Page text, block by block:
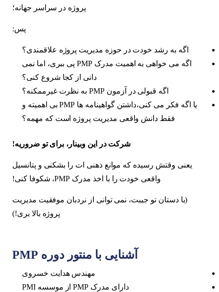
پروژه در سراسر جهانه؛
پس:
اگه به رشد خودت در حوزه مدیریت پروژه علاقمندی؟
اگه می خواهی به اهمیت مدرک PMP پی ببری، اما نمی
دانی از کجا شروع کنی؟
اگه قبولی در آزمون PMP به نظرت غیرممکنه؟
یا اگه فکر می کنی،داشتن گواهینامه ها PMP بی اهمیته و
فقط دانش واقعی مدیریت پروژه است که مهمه؟
شرکت در این وبینار، برای تو ضروریه!
یعنی وقتش رسیده که موانع ذهنی ات را بشکنی و پتانسیل
واقعی خودت را با اخذ مدرک PMP، شکوفا کنی!
(با دستان تو جیبت، نمی توانی از نردبان موفقیت مدیریت
پروژه بالا بری!)
آشنایی با منتور دوره PMP
مهندس هدایت خسروی
دارای مدرک PMP از موسسه PMI